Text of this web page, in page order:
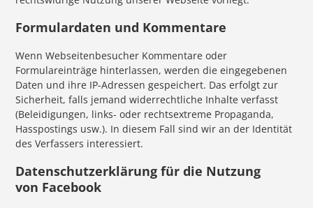
Formulardaten und Kommentare
Wenn Webseitenbesucher Kommentare oder
Formulareinträge hinterlassen, werden die eingegebenen
Daten und ihre IP-Adressen gespeichert. Das erfolgt zur
Sicherheit, falls jemand widerrechtliche Inhalte verfasst
(Beleidigungen, links- oder rechtsextreme Propaganda,
Hasspostings usw.). In diesem Fall sind wir an der Identität
des Verfassers interessiert.
Datenschutzerklärung für die Nutzung
von Facebook